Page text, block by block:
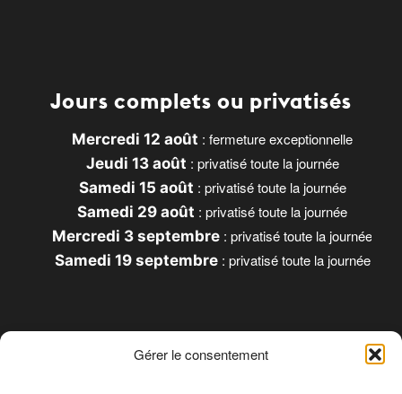
Gérer le consentement
Jours complets ou privatisés
Mercredi 12 août : fermeture exceptionnelle
Jeudi 13 août : privatisé toute la journée
Samedi 15 août : privatisé toute la journée
Samedi 29 août : privatisé toute la journée
Mercredi 3 septembre : privatisé toute la journée
Samedi 19 septembre: privatisé toute la journée